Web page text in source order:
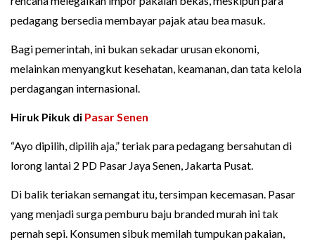
pedagang bersedia membayar pajak atau bea masuk.
Bagi pemerintah, ini bukan sekadar urusan ekonomi,
melainkan menyangkut kesehatan, keamanan, dan tata kelola
perdagangan internasional.
Hiruk Pikuk di Pasar Senen
“Ayo dipilih, dipilih aja,” teriak para pedagang bersahutan di
lorong lantai 2 PD Pasar Jaya Senen, Jakarta Pusat.
Di balik teriakan semangat itu, tersimpan kecemasan. Pasar
yang menjadi surga pemburu baju branded murah ini tak
pernah sepi. Konsumen sibuk memilah tumpukan pakaian,